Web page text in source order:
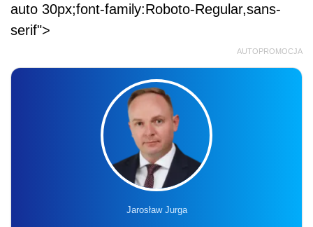
auto 30px;font-family:Roboto-Regular,sans-
serif">
AUTOPROMOCJA
Jarosław Jurga